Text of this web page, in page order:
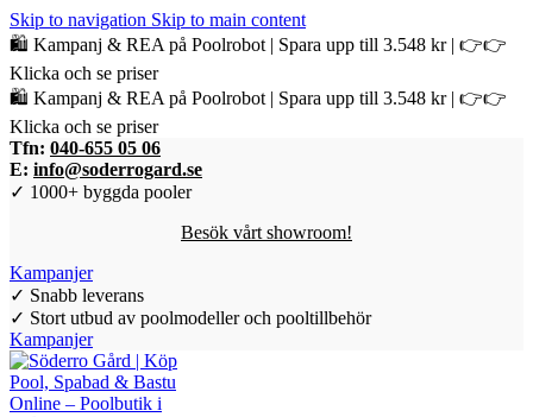
Skip to navigation Skip to main content
🛍️ Kampanj & REA på Poolrobot | Spara upp till 3.548 kr | 👉👉
Klicka och se priser
🛍️ Kampanj & REA på Poolrobot | Spara upp till 3.548 kr | 👉👉
Klicka och se priser
Tfn: 040-655 05 06
E: info@soderrogard.se
✓ 1000+ byggda pooler
Besök vårt showroom!
Kampanjer
✓ Snabb leverans
✓ Stort utbud av poolmodeller och pooltillbehör
Kampanjer